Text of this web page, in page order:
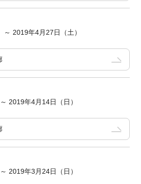
2019年4月27日（土）
2019年4月14日（日）
2019年3月24日（日）